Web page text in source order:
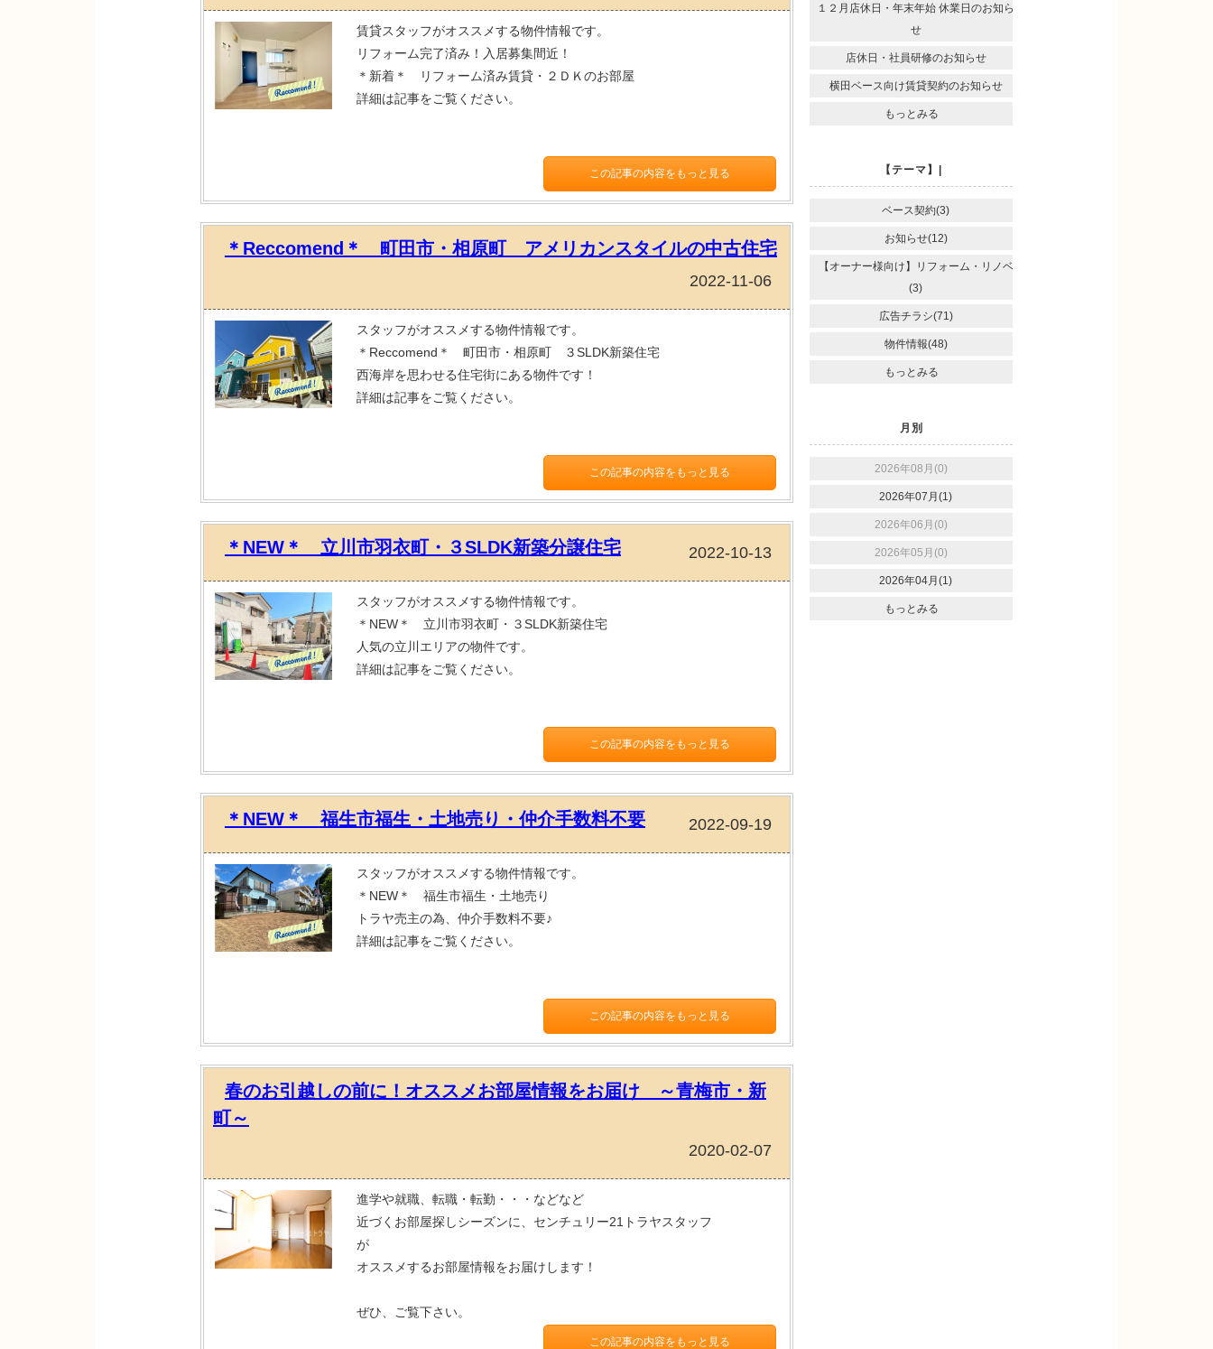
賃貸スタッフがオススメする物件情報です。
リフォーム完了済み！入居募集間近！
＊新着＊ リフォーム済み賃貸・２ＤＫのお部屋
詳細は記事をご覧ください。
この記事の内容をもっと見る
＊Reccomend＊ 町田市・相原町 アメリカンスタイルの中古住宅
2022-11-06
スタッフがオススメする物件情報です。
＊Reccomend＊ 町田市・相原町 ３SLDK新築住宅
西海岸を思わせる住宅街にある物件です！
詳細は記事をご覧ください。
この記事の内容をもっと見る
＊NEW＊ 立川市羽衣町・３SLDK新築分譲住宅 2022-10-13
スタッフがオススメする物件情報です。
＊NEW＊ 立川市羽衣町・３SLDK新築住宅
人気の立川エリアの物件です。
詳細は記事をご覧ください。
この記事の内容をもっと見る
＊NEW＊ 福生市福生・土地売り・仲介手数料不要 2022-09-19
スタッフがオススメする物件情報です。
＊NEW＊ 福生市福生・土地売り
トラヤ売主の為、仲介手数料不要♪
詳細は記事をご覧ください。
この記事の内容をもっと見る
春のお引越しの前に！オススメお部屋情報をお届け ～青梅市・新
町～
2020-02-07
進学や就職、転職・転勤・・・などなど
近づくお部屋探しシーズンに、センチュリー21トラヤスタッフ
が
オススメするお部屋情報をお届けします！
ぜひ、ご覧下さい。
この記事の内容をもっと見る
１２月店休日・年末年始 休業日のお知ら
せ
店休日・社員研修のお知らせ
横田ベース向け賃貸契約のお知らせ
もっとみる
【テーマ】|
ベース契約(3)
お知らせ(12)
【オーナー様向け】リフォーム・リノベ
(3)
広告チラシ(71)
物件情報(48)
もっとみる
月別
2026年08月(0)
2026年07月(1)
2026年06月(0)
2026年05月(0)
2026年04月(1)
もっとみる